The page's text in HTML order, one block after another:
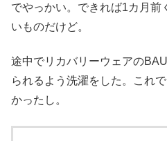
でやっかい。できれば1カ月前
いものだけど。
途中でリカバリーウェアの
られるよう洗濯をした。これ
かったし。